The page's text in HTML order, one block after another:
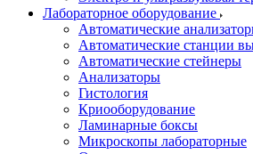
Лабораторное оборудование
Автоматические
Автоматические станции
Автоматические стейнеры
Анализаторы
Гистология
Криооборудование
Ламинарные боксы
Микроскопы лабораторные